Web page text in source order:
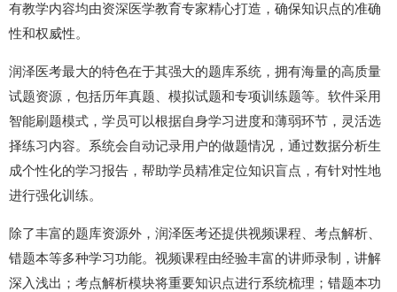
有教学内容均由资深医学教育专家精心打造，确保知识点的准确
性和权威性。
润泽医考最大的特色在于其强大的题库系统，拥有海量的高质量
试题资源，包括历年真题、模拟试题和专项训练题等。软件采用
智能刷题模式，学员可以根据自身学习进度和薄弱环节，灵活选
择练习内容。系统会自动记录用户的做题情况，通过数据分析生
成个性化的学习报告，帮助学员精准定位知识盲点，有针对性地
进行强化训练。
除了丰富的题库资源外，润泽医考还提供视频课程、考点解析、
错题本等多种学习功能。视频课程由经验丰富的讲师录制，讲解
深入浅出；考点解析模块将重要知识点进行系统梳理；错题本功